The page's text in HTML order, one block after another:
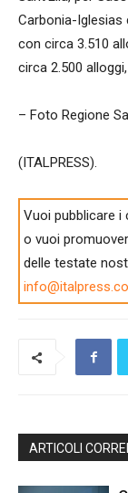
Carbonia-Iglesias
con circa 3.510
circa 2.500
– Foto Regione
(ITALPRESS).
Vuoi pubblicare
o vuoi
delle testate
ARTICOLI